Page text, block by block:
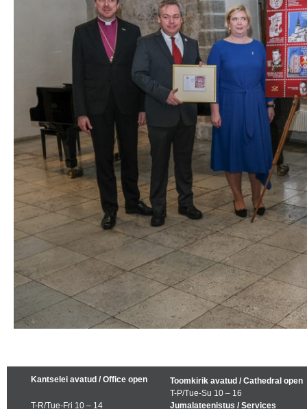
Kantselei avatud / Office open
T-R/Tue-Fri 10 – 14
Toomkirik avatud / Cathedral open
T-P/Tue-Su 10 – 16
Jumalateenistus / Services